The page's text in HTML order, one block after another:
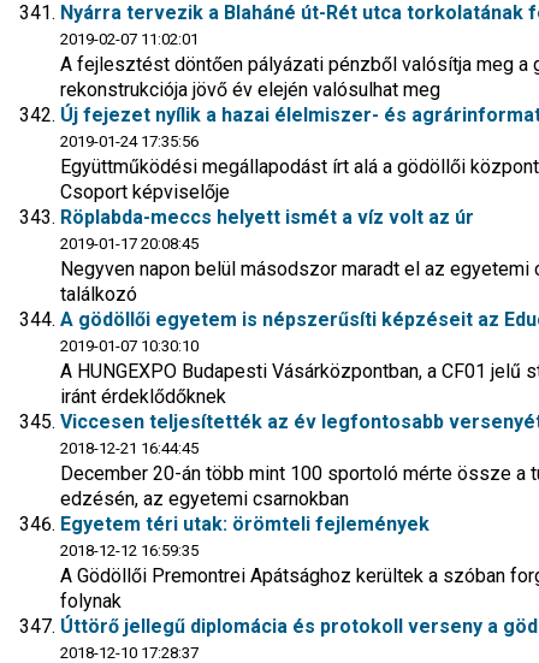
Nyárra tervezik a Blaháné út-Rét utca torkolatának
2019-02-07 11:02:01
A fejlesztést döntően pályázati pénzből valósítja meg a
rekonstrukciója jövő év elején valósulhat meg
Új fejezet nyílik a hazai élelmiszer- és
2019-01-24 17:35:56
Együttműködési megállapodást írt alá a gödöllői
Csoport képviselője
Röplabda-meccs helyett ismét a víz volt az úr
2019-01-17 20:08:45
Negyven napon belül másodszor maradt el az
találkozó
A gödöllői egyetem is népszerűsíti képzéseit az
2019-01-07 10:30:10
A HUNGEXPO Budapesti Vásárközpontban, a CF01
iránt érdeklődőknek
Viccesen teljesítették az év legfontosabb
2018-12-21 16:44:45
December 20-án több mint 100 sportoló mérte össze a
edzésén, az egyetemi csarnokban
Egyetem téri utak: örömteli fejlemények
2018-12-12 16:59:35
A Gödöllői Premontrei Apátsághoz kerültek a szóban
folynak
Úttörő jellegű diplomácia és protokoll verseny a
2018-12-10 17:28:37